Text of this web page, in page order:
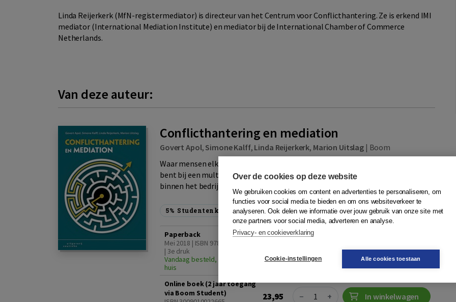
Linda Reijerkerk (MfN-registermediator) is directeur van het Centrum voor Conflicthantering. Ze is erkend IMI
mediator (International Mediation Institute) en mediator bij de International Chamber of Commerce
Netherlands.
Van deze auteur:
Conflicthantering en mediation
Govert Apol, Simone Kalff, Linda Reijerkerk, Marion Uitslag | Boom
Waar mensen elkaar ontmoeten, kunnen conflicten ontstaan. Of je nu hrm'er
bent bij een multinational, verpleegkundige in een ziekenhuis, of manager
binnen het bedrijfskundige domein, je zult mediat...
5% Studentenkorting
Paperback
Mei 2018 | ISBN 9789046906125
| 3e druk
Vandaag besteld, dinsdag in
huis
In winkelwagen
Online boek (2 jaar toegang
via Boom Student)
23,95 Quantity
− + In winkelwagen
Over de cookies op deze website
We gebruiken cookies om content en advertenties te personaliseren, om
functies voor social media te bieden en om ons websiteverkeer te
analyseren. Ook delen we informatie over jouw gebruik van onze site met
onze partners voor social media, adverteren en analyse.
Privacy- en cookieverklaring
Cookie-instellingen Alle cookies toestaan